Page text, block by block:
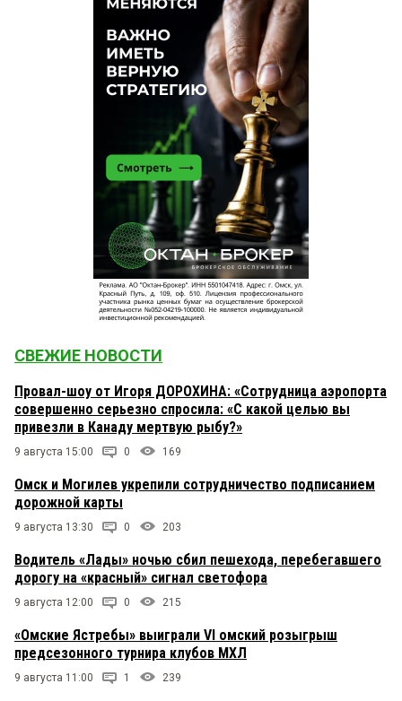
СВЕЖИЕ НОВОСТИ
Провал-шоу от Игоря ДОРОХИНА: «Сотрудница аэропорта
совершенно серьезно спросила: «С какой целью вы
привезли в Канаду мертвую рыбу?»
9 августа 15:00 0 169
Омск и Могилев укрепили сотрудничество подписанием
дорожной карты
9 августа 13:30 0 203
Водитель «Лады» ночью сбил пешехода, перебегавшего
дорогу на «красный» сигнал светофора
9 августа 12:00 0 215
«Омские Ястребы» выиграли VI омский розыгрыш
предсезонного турнира клубов МХЛ
9 августа 11:00 1 239